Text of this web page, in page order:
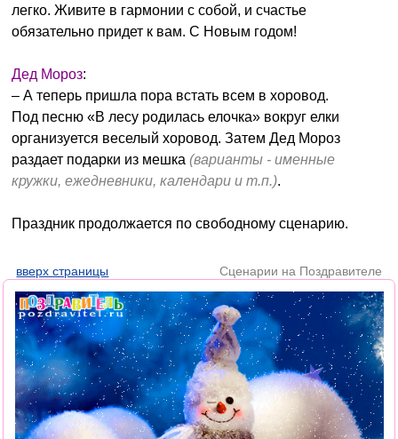
легко. Живите в гармонии с собой, и счастье
обязательно придет к вам. С Новым годом!
Дед Мороз:
– А теперь пришла пора встать всем в хоровод.
Под песню «В лесу родилась елочка» вокруг елки
организуется веселый хоровод. Затем Дед Мороз
раздает подарки из мешка(варианты - именные
кружки, ежедневники, календари и т.п.).
Праздник продолжается по свободному сценарию.
вверх страницы Сценарии на Поздравителе